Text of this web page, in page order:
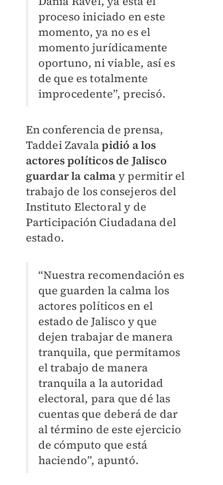
proceso iniciado en este
momento, ya no es el
momento jurídicamente
oportuno, ni viable, así es
de que es totalmente
improcedente”, precisó.
En conferencia de prensa,
Taddei Zavalapidió a los
actores políticos de Jalisco
guardar la calma y permitir el
trabajo de los consejeros del
Instituto Electoral y de
Participación Ciudadana del
estado.
“Nuestra recomendación es
que guarden la calma los
actores políticos en el
estado de Jalisco y que
dejen trabajar de manera
tranquila, que permitamos
el trabajo de manera
tranquila a la autoridad
electoral, para que dé las
cuentas que deberá de dar
al término de este ejercicio
de cómputo que está
haciendo”, apuntó.